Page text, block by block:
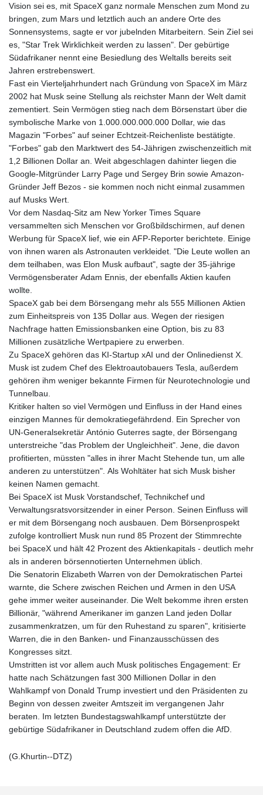
Vision sei es, mit SpaceX ganz normale Menschen zum Mond zu
bringen, zum Mars und letztlich auch an andere Orte des
Sonnensystems, sagte er vor jubelnden Mitarbeitern. Sein Ziel sei
es, "Star Trek Wirklichkeit werden zu lassen". Der gebürtige
Südafrikaner nennt eine Besiedlung des Weltalls bereits seit
Jahren erstrebenswert.
Fast ein Vierteljahrhundert nach Gründung von SpaceX im März
2002 hat Musk seine Stellung als reichster Mann der Welt damit
zementiert. Sein Vermögen stieg nach dem Börsenstart über die
symbolische Marke von 1.000.000.000.000 Dollar, wie das
Magazin "Forbes" auf seiner Echtzeit-Reichenliste bestätigte.
"Forbes" gab den Marktwert des 54-Jährigen zwischenzeitlich mit
1,2 Billionen Dollar an. Weit abgeschlagen dahinter liegen die
Google-Mitgründer Larry Page und Sergey Brin sowie Amazon-
Gründer Jeff Bezos - sie kommen noch nicht einmal zusammen
auf Musks Wert.
Vor dem Nasdaq-Sitz am New Yorker Times Square
versammelten sich Menschen vor Großbildschirmen, auf denen
Werbung für SpaceX lief, wie ein AFP-Reporter berichtete. Einige
von ihnen waren als Astronauten verkleidet. "Die Leute wollen an
dem teilhaben, was Elon Musk aufbaut", sagte der 35-jährige
Vermögensberater Adam Ennis, der ebenfalls Aktien kaufen
wollte.
SpaceX gab bei dem Börsengang mehr als 555 Millionen Aktien
zum Einheitspreis von 135 Dollar aus. Wegen der riesigen
Nachfrage hatten Emissionsbanken eine Option, bis zu 83
Millionen zusätzliche Wertpapiere zu erwerben.
Zu SpaceX gehören das KI-Startup xAI und der Onlinedienst X.
Musk ist zudem Chef des Elektroautobauers Tesla, außerdem
gehören ihm weniger bekannte Firmen für Neurotechnologie und
Tunnelbau.
Kritiker halten so viel Vermögen und Einfluss in der Hand eines
einzigen Mannes für demokratiegefährdend. Ein Sprecher von
UN-Generalsekretär António Guterres sagte, der Börsengang
unterstreiche "das Problem der Ungleichheit". Jene, die davon
profitierten, müssten "alles in ihrer Macht Stehende tun, um alle
anderen zu unterstützen". Als Wohltäter hat sich Musk bisher
keinen Namen gemacht.
Bei SpaceX ist Musk Vorstandschef, Technikchef und
Verwaltungsratsvorsitzender in einer Person. Seinen Einfluss will
er mit dem Börsengang noch ausbauen. Dem Börsenprospekt
zufolge kontrolliert Musk nun rund 85 Prozent der Stimmrechte
bei SpaceX und hält 42 Prozent des Aktienkapitals - deutlich mehr
als in anderen börsennotierten Unternehmen üblich.
Die Senatorin Elizabeth Warren von der Demokratischen Partei
warnte, die Schere zwischen Reichen und Armen in den USA
gehe immer weiter auseinander. Die Welt bekomme ihren ersten
Billionär, "während Amerikaner im ganzen Land jeden Dollar
zusammenkratzen, um für den Ruhestand zu sparen", kritisierte
Warren, die in den Banken- und Finanzausschüssen des
Kongresses sitzt.
Umstritten ist vor allem auch Musk politisches Engagement: Er
hatte nach Schätzungen fast 300 Millionen Dollar in den
Wahlkampf von Donald Trump investiert und den Präsidenten zu
Beginn von dessen zweiter Amtszeit im vergangenen Jahr
beraten. Im letzten Bundestagswahlkampf unterstützte der
gebürtige Südafrikaner in Deutschland zudem offen die AfD.
(G.Khurtin--DTZ)